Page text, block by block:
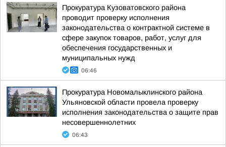
Прокуратура Кузоватовского района
проводит проверку исполнения
законодательства о контрактной системе в
сфере закупок товаров, работ, услуг для
обеспечения государственных и
муниципальных нужд
06:46
Прокуратура Новомалыклинского района
Ульяновской области провела проверку
исполнения законодательства о защите прав
несовершеннолетних
06:43